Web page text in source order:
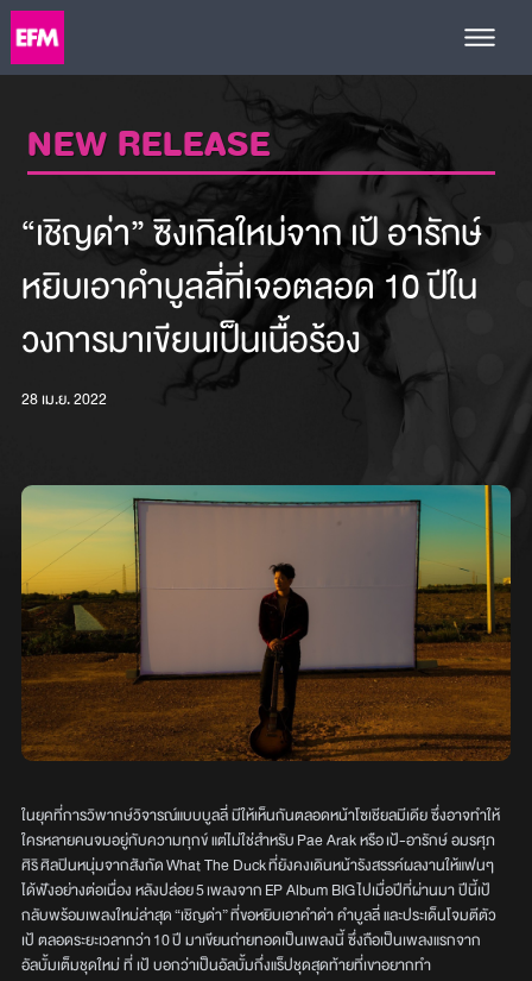
NEW RELEASE
“เชิญด่า” ซิงเกิลใหม่จาก เป้ อารักษ์
หยิบเอาคำบูลลี่ที่เจอตลอด 10 ปีใน
วงการมาเขียนเป็นเนื้อร้อง
28 เม.ย. 2022
ในยุคที่การวิพากษ์วิจารณ์แบบบูลลี่ มีให้เห็นกันตลอดหน้าโซเชียลมีเดีย ซึ่งอาจทำให้
ใครหลายคนจมอยู่กับความทุกข์ แต่ไม่ใช่สำหรับ Pae Arak หรือ เป้-อารักษ์ อมรศุภ
ศิริ ศิลปินหนุ่มจากสังกัด What The Duck ที่ยังคงเดินหน้ารังสรรค์ผลงานให้แฟนๆ
ได้ฟังอย่างต่อเนื่อง หลังปล่อย 5 เพลงจาก EP Album BIG ไปเมื่อปีที่ผ่านมา ปีนี้เป้
กลับพร้อมเพลงใหม่ล่าสุด “เชิญด่า” ที่ขอหยิบเอาคำด่า คำบูลลี่ และประเด็นโจมตีตัว
เป้ ตลอดระยะเวลากว่า 10 ปี มาเขียนถ่ายทอดเป็นเพลงนี้ ซึ่งถือเป็นเพลงแรกจาก
อัลบั้มเต็มชุดใหม่ ที่ เป้ บอกว่าเป็นอัลบั้มกึ่งแร็ปชุดสุดท้ายที่เขาอยากทำ